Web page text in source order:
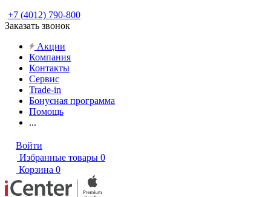
+7 (4012) 790-800
Заказать звонок
Акции
Компания
Контакты
Сервис
Trade-in
Бонусная программа
Помощь
...
Войти
Избранные товары 0
Корзина 0